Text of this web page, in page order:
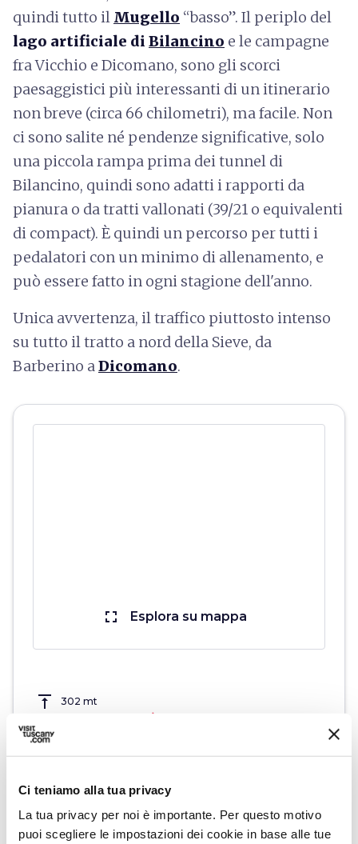
Ci teniamo alla tua privacy
La tua privacy per noi è importante. Per questo motivo
puoi scegliere le impostazioni dei cookie in base alle tue
quindi tutto il Mugello “basso”. Il periplo del
lago artificiale di Bilancino e le campagne
fra Vicchio e Dicomano, sono gli scorci
paesaggistici più interessanti di un itinerario
non breve (circa 66 chilometri), ma facile. Non
ci sono salite né pendenze significative, solo
una piccola rampa prima dei tunnel di
Bilancino, quindi sono adatti i rapporti da
pianura o da tratti vallonati (39/21 o equivalenti
di compact). Ѐ quindi un percorso per tutti i
pedalatori con un minimo di allenamento, e
può essere fatto in ogni stagione dell'anno.
Unica avvertenza, il traffico piuttosto intenso
su tutto il tratto a nord della Sieve, da
Barberino aDicomano.
fullscreen Esplora su mappa
vertical_align_top 302 mt
directions_bike Tipo di bici